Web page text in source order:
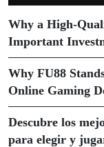
Why a High-
Important
Why FU88
Online Gaming
Descubre los
para elegir y